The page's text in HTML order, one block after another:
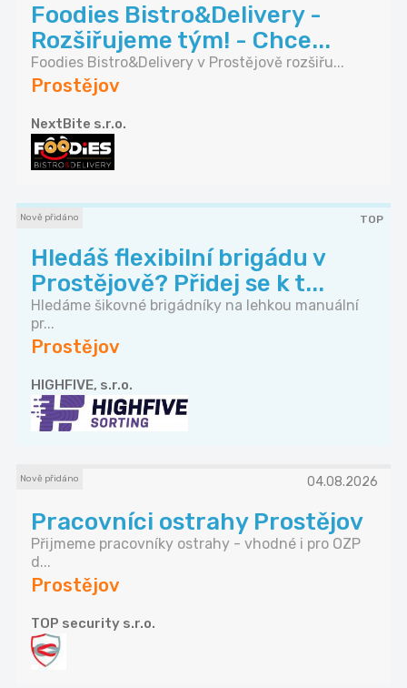
Foodies Bistro&Delivery -
Rozšiřujeme tým! - Chce...
Foodies Bistro&Delivery v Prostějově rozšiřu...
Prostějov
NextBite s.r.o.
Nově přidáno TOP
Hledáš flexibilní brigádu v
Prostějově? Přidej se k t...
Hledáme šikovné brigádníky na lehkou manuální
pr...
Prostějov
HIGHFIVE, s.r.o.
Nově přidáno 04.08.2026
Pracovníci ostrahy Prostějov
Přijmeme pracovníky ostrahy - vhodné i pro OZP
d...
Prostějov
TOP security s.r.o.